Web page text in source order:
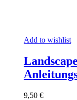
Add to wishlist
9,50 €